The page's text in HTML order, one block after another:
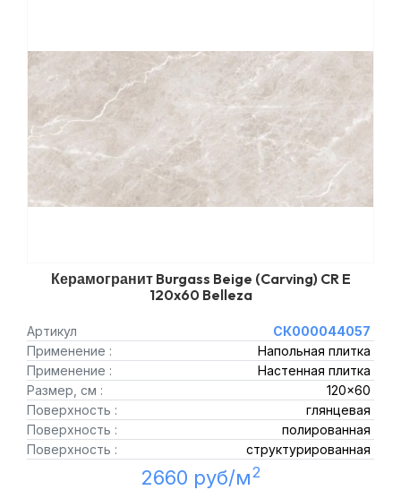
Керамогранит Burgass Beige (Carving) CR E
120x60 Belleza
Артикул
СК000044057
Применение :
Напольная плитка
Применение :
Настенная плитка
Размер, см :
120x60
Поверхность :
глянцевая
Поверхность :
полированная
Поверхность :
структурированная
2660 руб/м2